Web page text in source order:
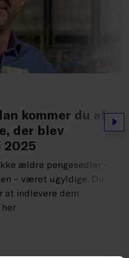
kommer du af
der blev
2025
ældre pengesedler –
– været ugyldige. Du
at indlevere dem
her